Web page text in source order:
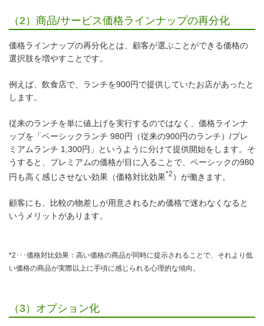
（2）商品/サービス価格ラインナップの再分化
価格ラインナップの再分化とは、顧客が選ぶことができる価格の
選択肢を増やすことです。
例えば、飲食店で、ランチを900円で提供していたお店があったと
します。
従来のランチを単に値上げを実行するのではなく、価格ラインナ
ップを「ベーシックランチ 980円（従来の900円のランチ）/プレ
ミアムランチ 1,300円」というように分けて提供開始をします。そ
うすると、プレミアムの価格が目に入ることで、ベーシックの980
円も高く感じさせない効果（価格対比効果*2 ）が働きます。
顧客にも、比較の物差しが用意されるため価格で迷わなくなると
いうメリットがあります。
*2･･･価格対比効果：高い価格の商品が同時に提示されることで、それより低
い価格の商品が実際以上に手頃に感じられる心理的な傾向。
（3）オプション化